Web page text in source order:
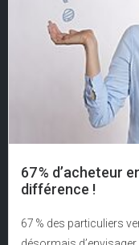
67 % d’acheteur
différence !
67 % des particuliers